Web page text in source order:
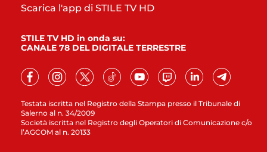
Testata iscritta nel Registro della Stampa presso il Tribunale di
Salerno al n. 34/2009
Società iscritta nel Registro degli Operatori di Comunicazione c/o
l’AGCOM al n. 20133
Scarica l'app di STILE TV HD
STILE TV HD in onda su:
CANALE 78 DEL DIGITALE TERRESTRE